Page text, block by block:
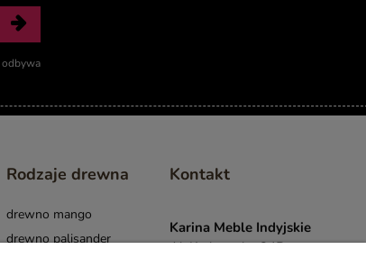
odbywa
Rodzaje drewna
drewno mango
drewno palisander
Kontakt
Karina Meble Indyjskie
Al. Krakowska 34B